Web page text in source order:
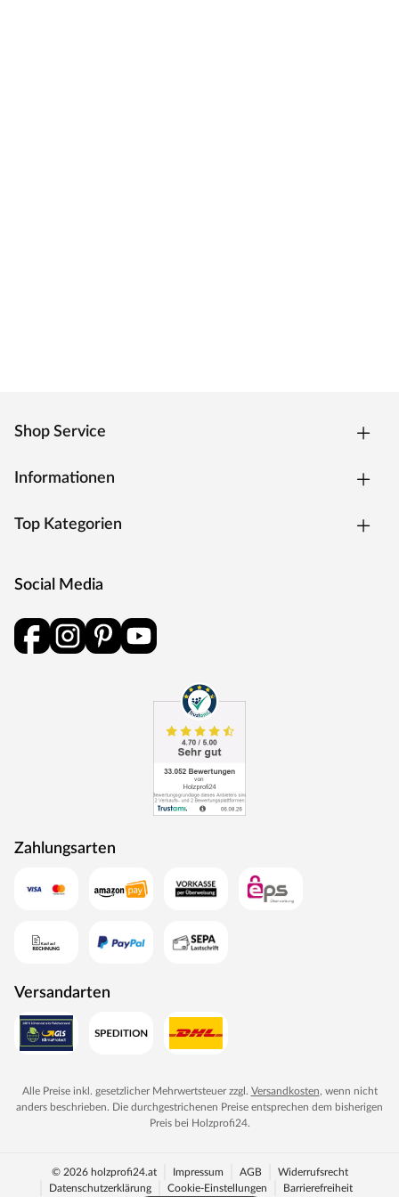
Shop Service
Informationen
Top Kategorien
Social Media
Zahlungsarten
Versandarten
Alle Preise inkl. gesetzlicher Mehrwertsteuer zzgl. Versandkosten, wenn nicht
anders beschrieben. Die durchgestrichenen Preise entsprechen dem bisherigen
Preis bei Holzprofi24.
© 2026 holzprofi24.at Impressum AGB
Widerrufsrecht
Datenschutzerklärung
Cookie-Einstellungen Barrierefreiheit